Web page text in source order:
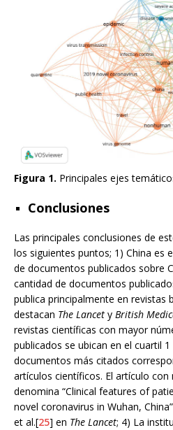
Figura 1. Principales ejes
Conclusiones
Las principales conclusiones de
los siguientes puntos; 1) China es
de documentos publicados sobre
cantidad de documentos
publica principalmente en revistas
destacan The Lancet y British
revistas científicas con mayor
publicados se ubican en el cuartil
documentos más citados
artículos científicos. El artículo
denomina “Clinical features of
novel coronavirus in Wuhan,
et al.[25] en The Lancet; 4) La